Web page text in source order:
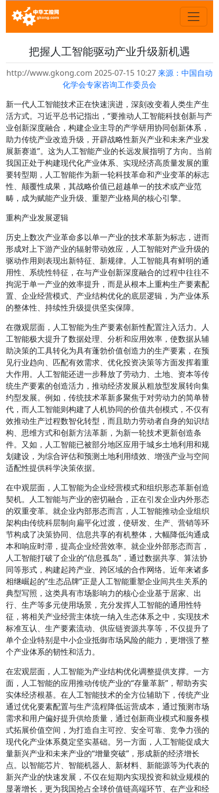
把握人工智能驱动产业升级新机遇
http://www.gkong.com 2025-07-15 10:27来源：中国自动
化学会专家咨询工作委员会
新一代人工智能技术正在快速演进，深刻改变着人类生产生
活方式。习近平总书记指出，“要推动人工智能科技创新与产
业创新深度融合，构建企业主导的产学研用协同创新体系，
助力传统产业改造升级，开辟战略性新兴产业和未来产业发
展新赛道”。这为人工智能产业的长远发展指明了方向。当前
我国正处于构建现代化产业体系、实现经济高质量发展的重
要转型期，人工智能作为新一轮科技革命和产业变革的标志
性、颠覆性成果，其战略价值已超越单一的技术或产业范
畴，成为赋能产业升级、重塑产业格局的核心引擎。
重构产业发展逻辑
历史上数次产业革命多以单一产业的技术革新为标志，进而
形成对上下游产业的辐射带动效应，人工智能对产业升级的
驱动作用则表现出新特征、新规律。人工智能具有鲜明的通
用性、系统性特征，在与产业创新深度融合的过程中往往不
拘泥于单一产业的效率提升，而是从根本上重构生产要素配
置、企业经营模式、产业结构优化的底层逻辑，为产业体系
的整体性、持续性升级提供坚实保障。
在微观层面，人工智能为生产要素创新性配置注入活力。人
工智能极大提升了数据处理、分析和应用效率，使数据从辅
助决策的工具转化为具有蓬勃价值创造力的生产要素，在预
见行业趋向、匹配有效需求、优化投资决策等方面发挥着重
大作用。人工智能还进一步释放了劳动力、土地、资本等传
统生产要素的创造活力，推动经济发展从粗放型发展转向集
约型发展。例如，传统技术革新多聚焦于对劳动力的简单替
代，而人工智能则构建了人机协同的价值共创模式，不仅有
效推动生产过程数智化转型，而且助力劳动者自身的知识结
构、思维方式和创新方法革新，为新一轮技术更新创造条
件。又如，人工智能已被部分地区应用于城乡土地利用和规
划建设，为综合评估和预测土地利用绩效、增强产业与空间
适配性提供科学决策依据。
在中观层面，人工智能为企业经营模式和组织形态革新创造
契机。人工智能与产业的密切融合，正在引发企业内外形态
的双重变革。就企业内部形态而言，人工智能推动企业组织
架构由传统科层制向扁平化过渡，使研发、生产、营销等环
节构成了决策协同、信息共享的有机整体，大幅降低沟通成
本和响应时滞，提高企业经营效率。就企业外部形态而言，
人工智能打破了企业的“信息孤岛”，通过数据共享、算法协
同等形式，构建起跨产业、跨区域的合作网络。近年来诸多
相继崛起的“生态品牌”正是人工智能重塑企业间共生关系的
典型写照，这类具有市场影响力的核心企业基于居家、出
行、生产等多元使用场景，充分发挥人工智能的通用性特
征，将相关产业经营主体统一纳入生态体系之中，实现技术
标准互认、生产要素流动、供应链资源共享等，不仅提升了
单个企业特别是中小企业抵御市场风险的能力，更增强了整
个产业体系的韧性和活力。
在宏观层面，人工智能为产业结构优化调整提供支撑。一方
面，人工智能的应用推动传统产业的“存量革新”，帮助夯实
实体经济根基。在人工智能技术的全方位辅助下，传统产业
通过优化要素配置与生产流程降低运营成本，通过预测市场
需求和用户偏好提升供给质量，通过创新商业模式和服务模
式拓展价值空间，为打造自主可控、安全可靠、竞争力强的
现代化产业体系奠定坚实基础。另一方面，人工智能促成大
量新兴产业和未来产业的“增量突破”，形成新的经济增长
点。以智能芯片、智能机器人、新材料、新能源等为代表的
新兴产业的快速发展，不仅在短期内实现投资和就业规模的
显著增长，更为我国抢占全球价值链高端环节、在产业和经